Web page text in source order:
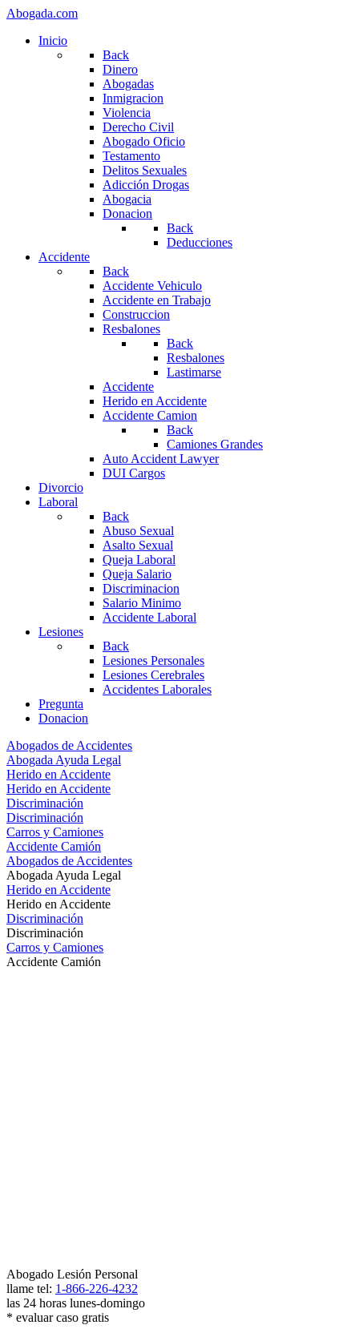
Abogada.com
Inicio
Back
Dinero
Abogadas
Inmigracion
Violencia
Derecho Civil
Abogado Oficio
Testamento
Delitos Sexuales
Adicción Drogas
Abogacia
Donacion
Back
Deducciones
Accidente
Back
Accidente Vehiculo
Accidente en Trabajo
Construccion
Resbalones
Back
Resbalones
Lastimarse
Accidente
Herido en Accidente
Accidente Camion
Back
Camiones Grandes
Auto Accident Lawyer
DUI Cargos
Divorcio
Laboral
Back
Abuso Sexual
Asalto Sexual
Queja Laboral
Queja Salario
Discriminacion
Salario Minimo
Accidente Laboral
Lesiones
Back
Lesiones Personales
Lesiones Cerebrales
Accidentes Laborales
Pregunta
Donacion
Abogados de Accidentes
Abogada Ayuda Legal
Herido en Accidente
Herido en Accidente
Discriminación
Discriminación
Carros y Camiones
Accidente Camión
Abogados de Accidentes
Abogada Ayuda Legal
Herido en Accidente
Herido en Accidente
Discriminación
Discriminación
Carros y Camiones
Accidente Camión
Abogado Lesión Personal
llame tel: 1-866-226-4232
las 24 horas lunes-domingo
* evaluar caso gratis